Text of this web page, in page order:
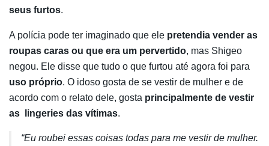
seus furtos.
A polícia pode ter imaginado que ele pretendia vender as
roupas caras ou que era um pervertido, mas Shigeo
negou. Ele disse que tudo o que furtou até agora foi para
uso próprio. O idoso gosta de se vestir de mulher e de
acordo com o relato dele, gosta principalmente de vestir
as
lingeries das vítimas.
“Eu roubei essas coisas todas para me vestir de mulher.